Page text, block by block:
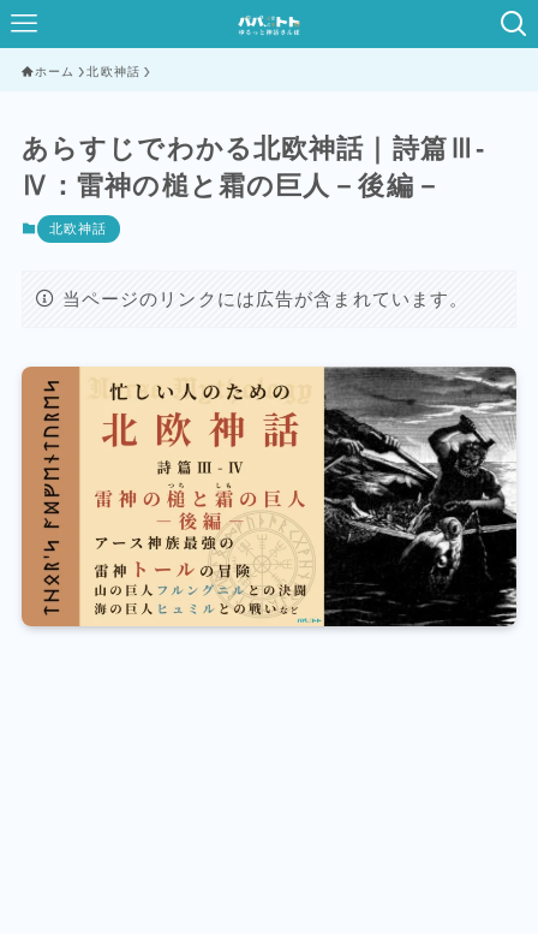
ホーム 北欧神話
あらすじでわかる北欧神話｜詩篇Ⅲ-
Ⅳ：雷神の槌と霜の巨人－後編－
北欧神話
当ページのリンクには広告が含まれています。